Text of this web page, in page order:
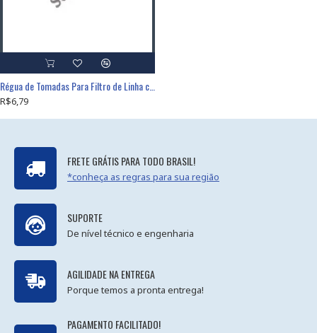
R$6,79
FRETE GRÁTIS PARA TODO BRASIL!
*conheça as regras para sua região
SUPORTE
De nível técnico e engenharia
AGILIDADE NA ENTREGA
Porque temos a pronta entrega!
PAGAMENTO FACILITADO!